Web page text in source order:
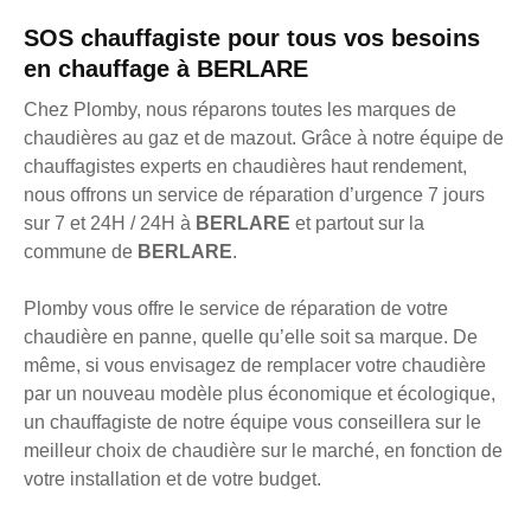
SOS chauffagiste pour tous vos besoins
en chauffage à BERLARE
Chez Plomby, nous réparons toutes les marques de
chaudières au gaz et de mazout. Grâce à notre équipe de
chauffagistes experts en chaudières haut rendement,
nous offrons un service de réparation d’urgence 7 jours
sur 7 et 24H / 24H à BERLARE et partout sur la
commune de BERLARE.
Plomby vous offre le service de réparation de votre
chaudière en panne, quelle qu’elle soit sa marque. De
même, si vous envisagez de remplacer votre chaudière
par un nouveau modèle plus économique et écologique,
un chauffagiste de notre équipe vous conseillera sur le
meilleur choix de chaudière sur le marché, en fonction de
votre installation et de votre budget.